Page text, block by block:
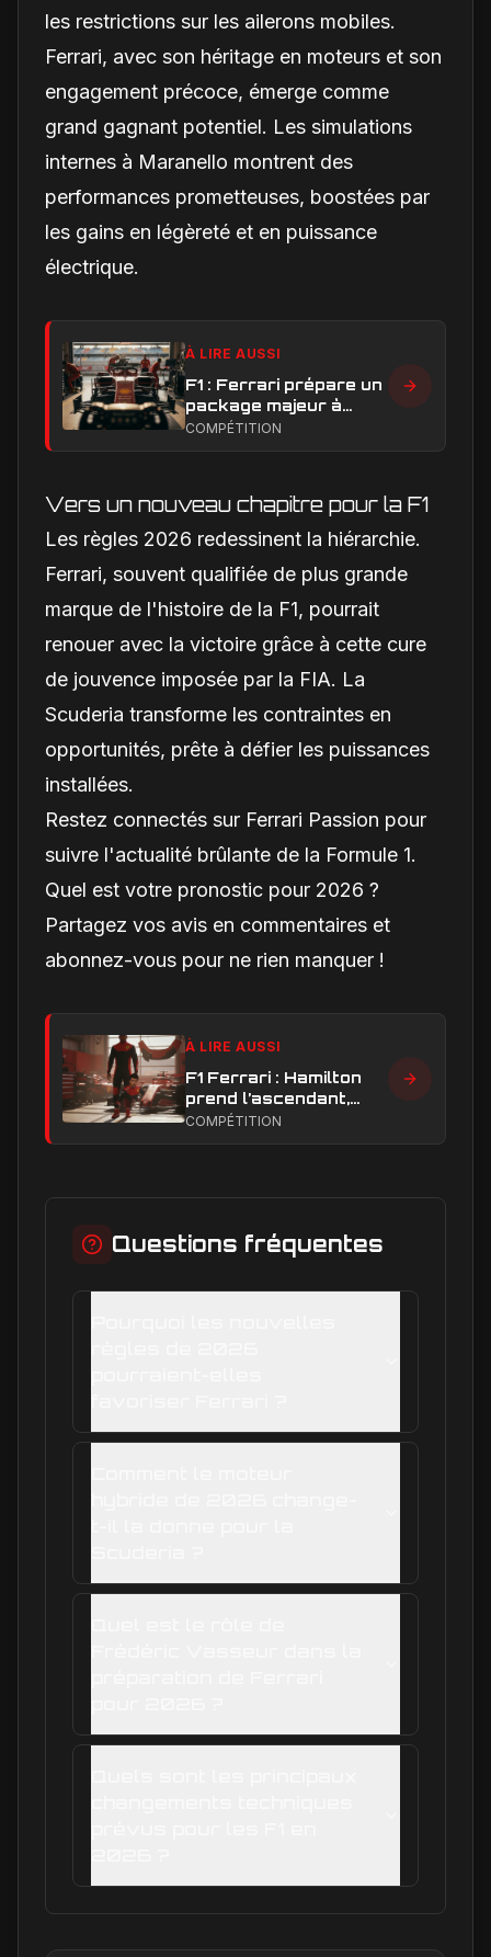
les restrictions sur les ailerons mobiles.
Ferrari, avec son héritage en moteurs et son
engagement précoce, émerge comme
grand gagnant potentiel. Les simulations
internes à Maranello montrent des
performances prometteuses, boostées par
les gains en légèreté et en puissance
électrique.
À LIRE AUSSI
F1 : Ferrari prépare un
package majeur à
Barcelone, un test
COMPÉTITION
Vers un nouveau chapitre pour la F1
Les règles 2026 redessinent la hiérarchie.
Ferrari, souvent qualifiée de plus grande
marque de l'histoire de la F1, pourrait
renouer avec la victoire grâce à cette cure
de jouvence imposée par la FIA. La
Scuderia transforme les contraintes en
opportunités, prête à défier les puissances
installées.
Restez connectés sur Ferrari Passion pour
suivre l'actualité brûlante de la Formule 1.
Quel est votre pronostic pour 2026 ?
Partagez vos avis en commentaires et
abonnez-vous pour ne rien manquer !
À LIRE AUSSI
F1 Ferrari : Hamilton
prend l’ascendant,
Leclerc sous pression
COMPÉTITION
Questions fréquentes